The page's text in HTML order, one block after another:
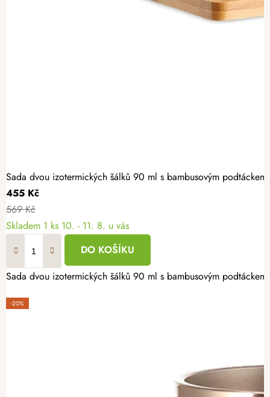
Sada dvou izotermických šálků 90 ml s bambusovým podtáckem
455 Kč
569 Kč
Skladem 1 ks 10. - 11. 8. u vás
DO KOŠÍKU
Sada dvou izotermických šálků 90 ml s bambusovým
-20%